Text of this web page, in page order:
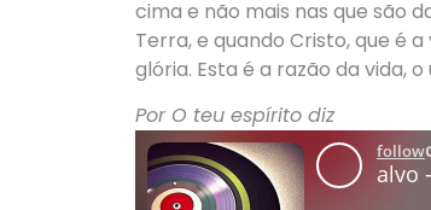
cima e não mais nas que são
Terra, e quando Cristo, que é
glória. Esta é a razão da vida,
Por O teu espírito diz